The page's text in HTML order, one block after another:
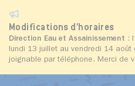
Modifications d'horaires
Direction Eau et Assainissement :
lundi 13 juillet au vendredi 14
joignable par téléphone. Merci de